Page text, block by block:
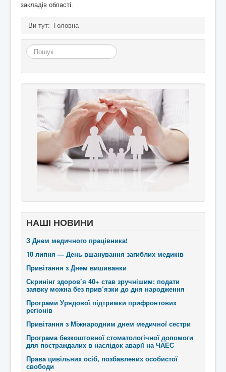
закладів області.
Ви тут: Головна
Пошук
НАШІ НОВИНИ
З Днем медичного працівника!
10 липня — День вшанування загиблих медиків
Привітання з Днем вишиванки
Скринінг здоров’я 40+ став зручнішим: подати
заявку можна без прив’язки до дня народження
Програми Урядової підтримки прифронтових
регіонів
Привітання з Міжнародним днем медичної сестри
Програма безкоштовної стоматологічної допомоги
для постраждалих в наслідок аварії на ЧАЕС
Права цивільних осіб, позбавлених особистої
свободи